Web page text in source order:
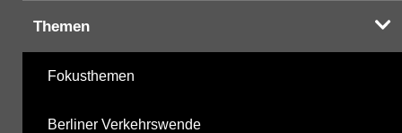
Themen
Fokusthemen
Berliner Verkehrswende